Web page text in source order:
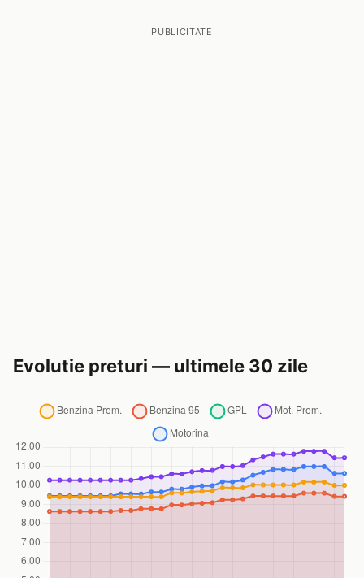
PUBLICITATE
Evolutie preturi — ultimele 30 zile